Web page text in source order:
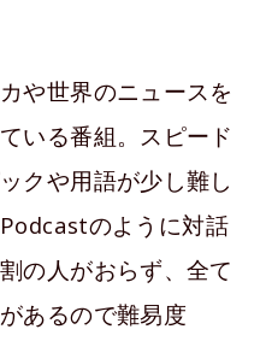
や世界のニュースを
いる番組。スピード
クや用語が少し難し
のように対話
の人がおらず、全て
あるので難易度